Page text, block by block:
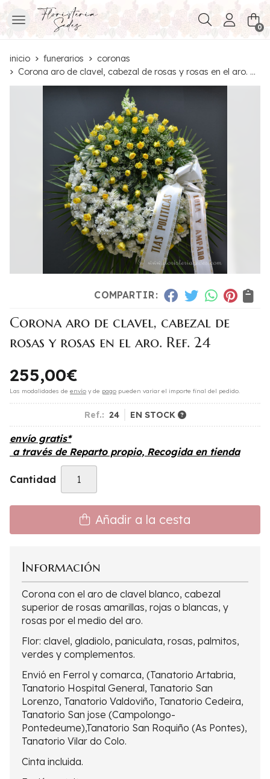
Buscar 0
inicio funerarios
coronas
Corona aro de clavel, cabezal de rosas y rosas en el aro. Ref. 24
COMPARTIR:
Corona aro de clavel, cabezal de
rosas y rosas en el aro. Ref. 24
255,00€
Las modalidades de envío y de pago pueden variar el importe final del pedido.
Ref.: 24 EN STOCK
envío gratis*
a través de Reparto propio, Recogida en tienda
Cantidad
Añadir a la cesta
Información
Corona con el aro de clavel blanco, cabezal
superior de rosas amarillas, rojas o blancas, y
rosas por el medio del aro.
Flor: clavel, gladiolo, paniculata, rosas, palmitos,
verdes y complementos.
Envió en Ferrol y comarca, (Tanatorio Artabria,
Tanatorio Hospital General, Tanatorio San
Lorenzo, Tanatorio Valdoviño, Tanatorio Cedeira,
Tanatorio San jose (Campolongo-
Pontedeume),Tanatorio San Roquiño (As Pontes),
Tanatorio Vilar do Colo.
Cinta incluida.